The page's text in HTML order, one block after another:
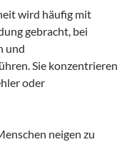
wird häufig mit
gebracht, bei
und
Sie konzentrieren
oder
neigen zu